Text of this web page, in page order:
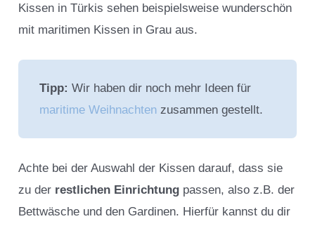
Kissen in Türkis sehen beispielsweise wunderschön
mit maritimen Kissen in Grau aus.
Tipp: Wir haben dir noch mehr Ideen für
maritime Weihnachten zusammen gestellt.
Achte bei der Auswahl der Kissen darauf, dass sie
zu der restlichen Einrichtung passen, also z.B. der
Bettwäsche und den Gardinen. Hierfür kannst du dir